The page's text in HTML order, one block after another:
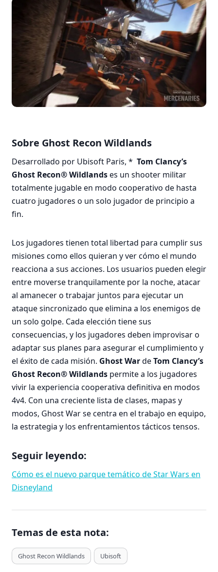
Sobre Ghost Recon Wildlands
Desarrollado por Ubisoft Paris, * Tom Clancy’s
Ghost Recon® Wildlandses un shooter militar
totalmente jugable en modo cooperativo de hasta
cuatro jugadores o un solo jugador de principio a
fin.
Los jugadores tienen total libertad para cumplir sus
misiones como ellos quieran y ver cómo el mundo
reacciona a sus acciones. Los usuarios pueden elegir
entre moverse tranquilamente por la noche, atacar
al amanecer o trabajar juntos para ejecutar un
ataque sincronizado que elimina a los enemigos de
un solo golpe. Cada elección tiene sus
consecuencias, y los jugadores deben improvisar o
adaptar sus planes para asegurar el cumplimiento y
el éxito de cada misión. Ghost WardeTom Clancy’s
Ghost Recon® Wildlands permite a los jugadores
vivir la experiencia cooperativa definitiva en modos
4v4. Con una creciente lista de clases, mapas y
modos, Ghost War se centra en el trabajo en equipo,
la estrategia y los enfrentamientos tácticos tensos.
Seguir leyendo:
Cómo es el nuevo parque temático de Star Wars en
Disneyland
Temas de esta nota:
T
a
Ghost Recon Wildlands Ubisoft